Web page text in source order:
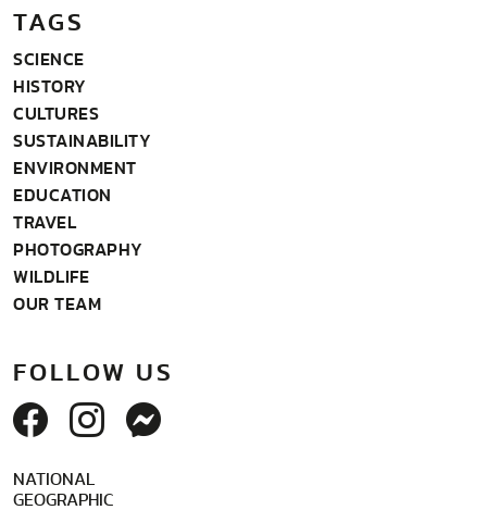
TAGS
SCIENCE
HISTORY
CULTURES
SUSTAINABILITY
ENVIRONMENT
EDUCATION
TRAVEL
PHOTOGRAPHY
WILDLIFE
OUR TEAM
FOLLOW US
NATIONAL
GEOGRAPHIC